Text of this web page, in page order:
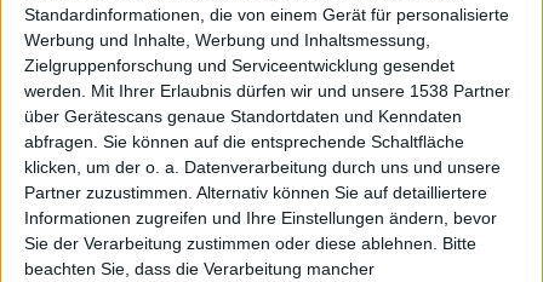
Standardinformationen, die von einem Gerät für personalisierte
Werbung und Inhalte, Werbung und Inhaltsmessung,
Zielgruppenforschung und Serviceentwicklung gesendet
werden.
Mit Ihrer Erlaubnis dürfen wir und unsere 1538 Partner
über Gerätescans genaue Standortdaten und Kenndaten
abfragen. Sie können auf die entsprechende Schaltfläche
klicken, um der o. a. Datenverarbeitung durch uns und unsere
Partner zuzustimmen. Alternativ können Sie auf detailliertere
Informationen zugreifen und Ihre Einstellungen ändern, bevor
Sie der Verarbeitung zustimmen oder diese ablehnen.
Bitte
beachten Sie, dass die Verarbeitung mancher